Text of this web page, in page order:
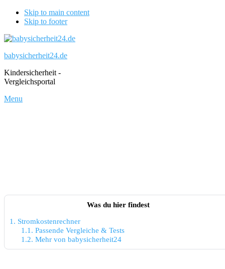
Skip to main content
Skip to footer
babysicherheit24.de
Kindersicherheit -
Vergleichsportal
Menu
Was du hier findest
1. Stromkostenrechner
1.1. Passende Vergleiche & Tests
1.2. Mehr von babysicherheit24